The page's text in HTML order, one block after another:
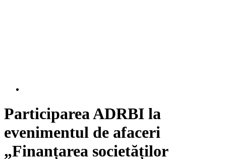
Participarea ADRBI la
evenimentul de afaceri
„Finanțarea societăților